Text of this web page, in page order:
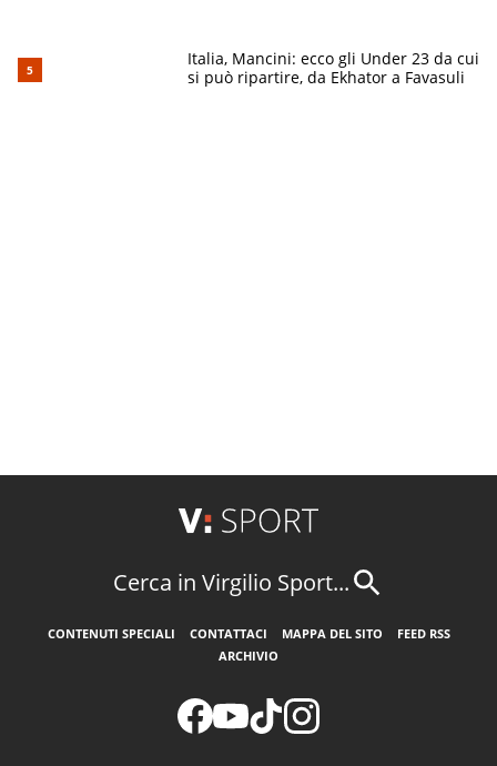
Italia, Mancini: ecco gli Under 23 da cui
si può ripartire, da Ekhator a Favasuli
Cerca in Virgilio Sport...
CONTENUTI SPECIALI CONTATTACI MAPPA DEL SITO
FEED RSS
ARCHIVIO